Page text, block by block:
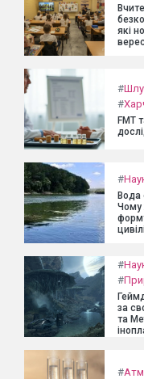
які
#
#
FMT
#
Вода
Чому
#
#
за
та
#